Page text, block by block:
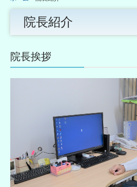
院長紹介
院長挨拶